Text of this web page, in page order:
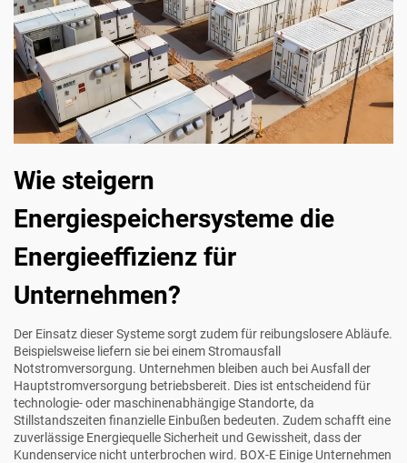
Wie steigern
Energiespeichersysteme die
Energieeffizienz für
Unternehmen?
Der Einsatz dieser Systeme sorgt zudem für reibungslosere Abläufe.
Beispielsweise liefern sie bei einem Stromausfall
Notstromversorgung. Unternehmen bleiben auch bei Ausfall der
Hauptstromversorgung betriebsbereit. Dies ist entscheidend für
technologie- oder maschinenabhängige Standorte, da
Stillstandszeiten finanzielle Einbußen bedeuten. Zudem schafft eine
zuverlässige Energiequelle Sicherheit und Gewissheit, dass der
Kundenservice nicht unterbrochen wird. BOX-E Einige Unternehmen